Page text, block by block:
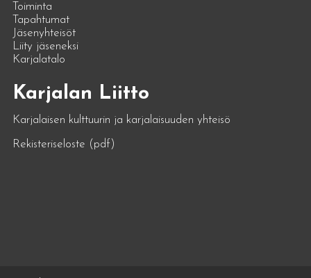
Toiminta
Tapahtumat
Jäsenyhteisöt
Liity jäseneksi
Karjalatalo
Karjalan Liitto
Karjalaisen kulttuurin ja karjalaisuuden yhteisö
Rekisteriseloste (pdf)